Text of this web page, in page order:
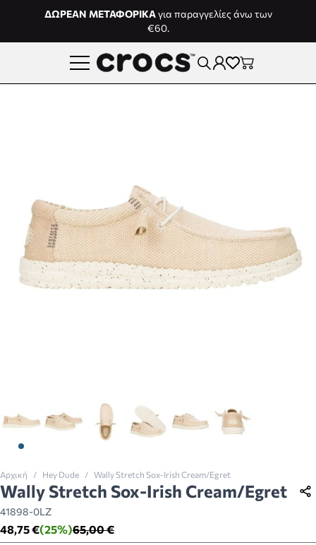
Μετάβαση στο περιεχόμενο
ΔΩΡΕΑΝ ΜΕΤΑΦΟΡΙΚΑγια παραγγελίες άνω των
€60.
View larger imageView larger image
View larger imageView larger image
View larger image
View larger
Αρχική / Hey Dude / Wally Stretch Sox-Irish Cream/Egret
Wally Stretch Sox-Irish Cream/Egret
41898-0LZ
65,00 €
(25%)
48,75 €